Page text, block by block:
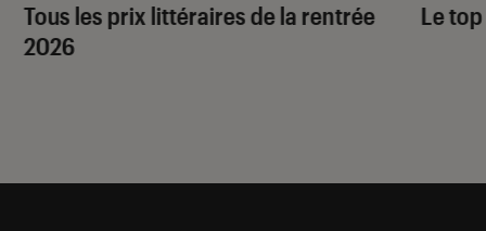
Tous les prix littéraires de la rentrée
2026
Le